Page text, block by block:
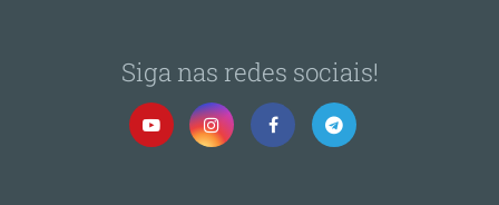
Siga nas redes sociais!